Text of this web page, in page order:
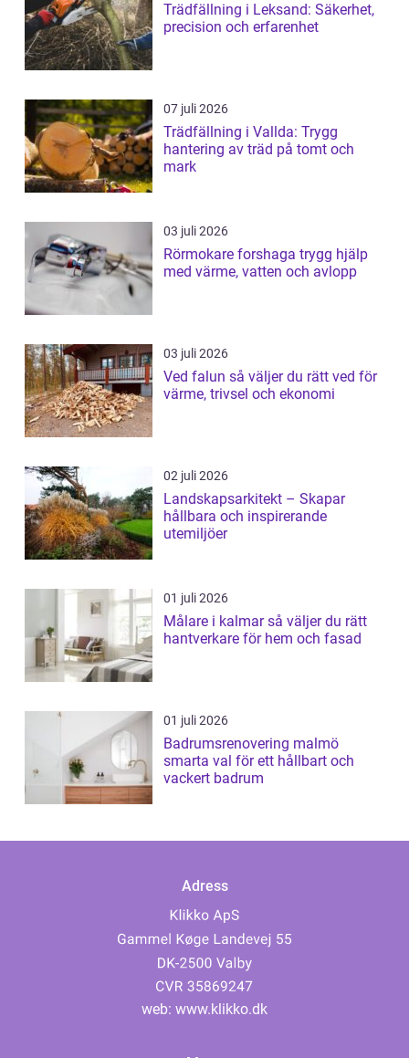
Trädfällning i Leksand: Säkerhet,
precision och erfarenhet
07 juli 2026
Trädfällning i Vallda: Trygg
hantering av träd på tomt och
mark
03 juli 2026
Rörmokare forshaga trygg hjälp
med värme, vatten och avlopp
03 juli 2026
Ved falun så väljer du rätt ved för
värme, trivsel och ekonomi
02 juli 2026
Landskapsarkitekt – Skapar
hållbara och inspirerande
utemiljöer
01 juli 2026
Målare i kalmar så väljer du rätt
hantverkare för hem och fasad
01 juli 2026
Badrumsrenovering malmö
smarta val för ett hållbart och
vackert badrum
Adress
web: www.klikko.dk